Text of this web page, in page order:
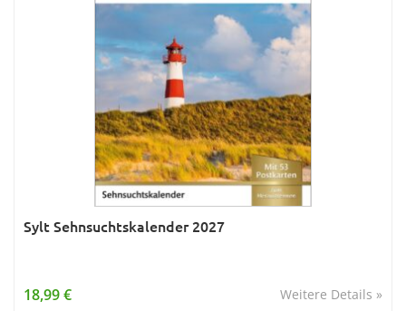
Sylt Sehnsuchtskalender 2027
Weitere Details »
18,99 €